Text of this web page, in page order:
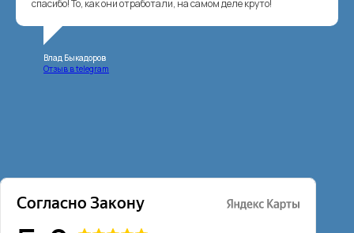
спасибо! То, как они отработали, на самом деле круто!
Влад Быкадоров
Отзыв в telegram